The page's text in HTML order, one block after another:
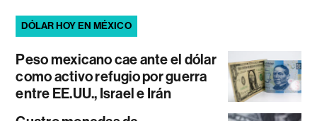
DÓLAR HOY EN MÉXICO
Peso mexicano cae ante el dólar
como activo refugio por guerra
entre EE.UU., Israel e Irán